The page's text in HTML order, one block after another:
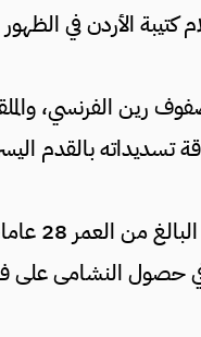
الأردن في الظهور
رين الفرنسي،
تسديداته بالقدم
وتعلق
حصول النشامى على